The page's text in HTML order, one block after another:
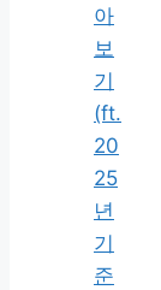
아
보
기
(ft.
20
25
년
기
준